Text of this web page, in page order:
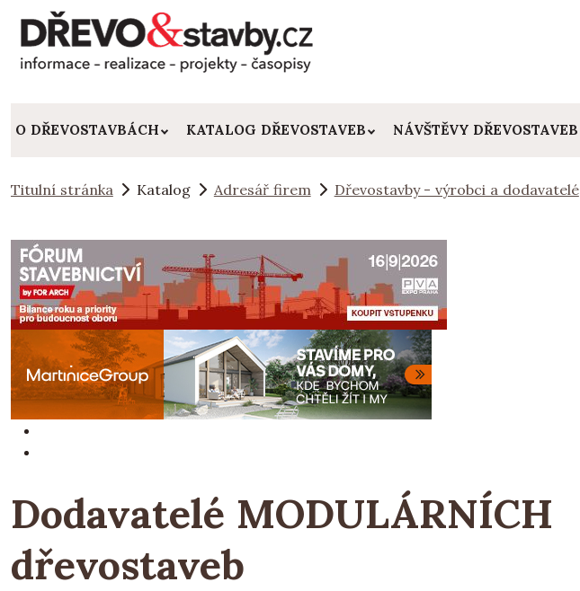
O DŘEVOSTAVBÁCH KATALOG DŘEVOSTAVEB NÁVŠTĚVY DŘEVOSTAVEB
Titulní stránka Katalog Adresář firem Dřevostavby - výrobci a dodavatelé
Dodavatelé MODULÁRNÍCH
dřevostaveb